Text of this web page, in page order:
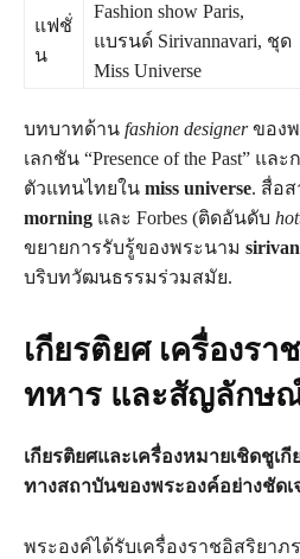
แฟชั่
น
Fashion show Paris,
แบรนด์ Sirivannavari, ชุด
Miss Universe
บทบาทด้าน fashion designerของพ
เลกชัน “Presence of the Past” แ
ตัวแทนไทยใน miss universe. สื่อ
morning และ Forbes (ติดอันดับ
ขยายการรับรู้ของพระนาม
บริบทวัฒนธรรมร่วมสมัย.
เกียรติยศ เครื่องร
ทหาร และสัญลักษ
เกียรติยศและเครื่องหมายเชิดชูเ
ทางสถาบันของพระองค์อย่างชัดเ
พระองค์ได้รับเครื่องราชอิสริยา